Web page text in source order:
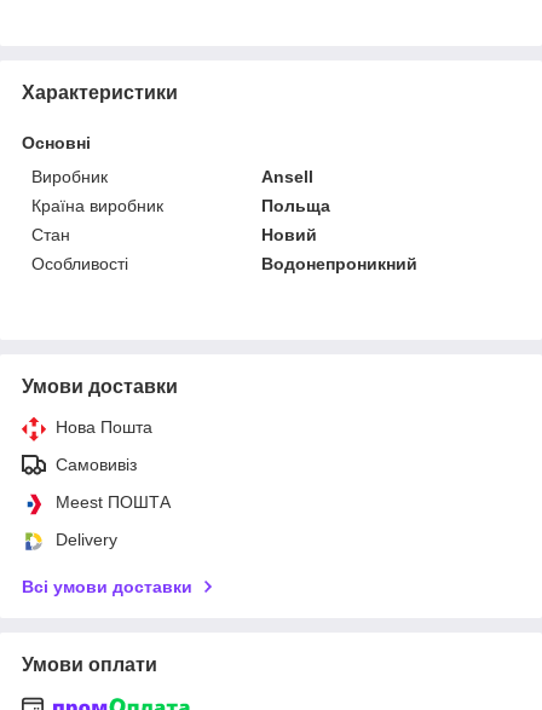
Характеристики
Основні
Виробник
Ansell
Країна виробник
Польща
Стан
Новий
Особливості
Водонепроникний
Умови доставки
Нова Пошта
Самовивіз
Meest ПОШТА
Delivery
Всі умови доставки
Умови оплати